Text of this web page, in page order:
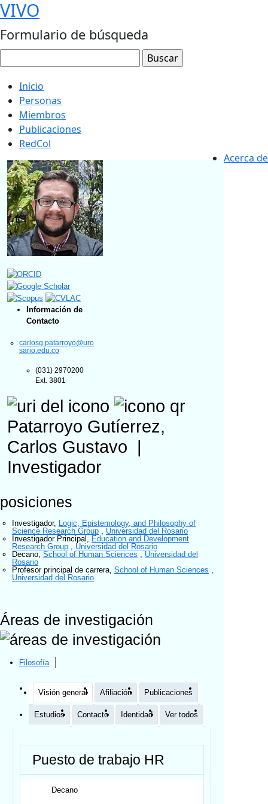
VIVO
Formulario de búsqueda
Inicio
Personas
Miembros
Publicaciones
RedCol
Acerca de
Información de
Contacto
carlosg.patarroyo@uro
sario.edu.co
(031) 2970200
Ext. 3801
Patarroyo Gutíerrez,
Carlos Gustavo
Investigador
posiciones
Investigador, Logic, Epistemology, and Philosophy of
Science Research Group , Universidad del Rosario
Investigador Principal , Education and Development
Research Group , Universidad del Rosario
Decano, School of Human Sciences , Universidad del
Rosario
Profesor principal de carrera, School of Human Sciences ,
Universidad del Rosario
Áreas de investigación
Filosofía
Visión general Afiliación Publicaciones
Estudios Contacto Identidad Ver todos
Puesto de trabajo HR
Decano